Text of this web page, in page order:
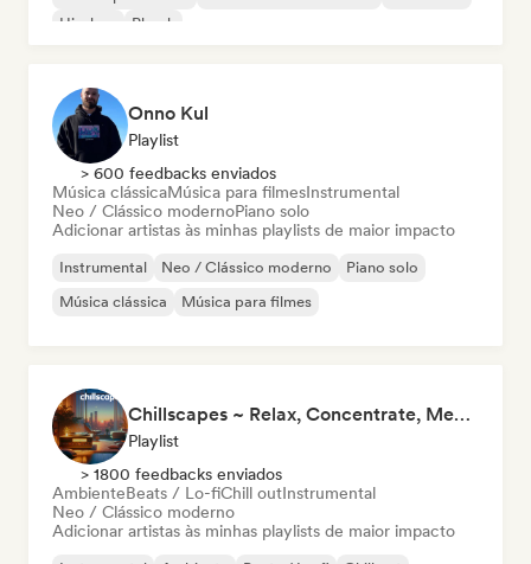
Hip-hop
Phonk
Onno Kul
Playlist
> 600 feedbacks enviados
Música clássicaMúsica para filmesInstrumental
Neo / Clássico modernoPiano solo
Adicionar artistas às minhas playlists de maior impacto
Instrumental Neo / Clássico moderno
Piano solo
Música clássica
Música para filmes
Chillscapes ~ Relax, Concentrate, Meditate, Sleep, Dream
Playlist
> 1800 feedbacks enviados
AmbienteBeats / Lo-fiChill outInstrumental
Neo / Clássico moderno
Adicionar artistas às minhas playlists de maior impacto